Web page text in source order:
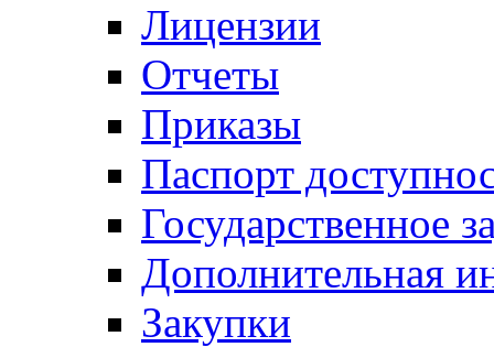
Лицензии
Отчеты
Приказы
Паспорт
Государственное
Дополнительная
Закупки